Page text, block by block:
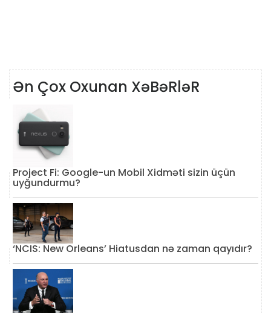
Ən Çox Oxunan XəBəRləR
Project Fi: Google-un Mobil Xidməti sizin üçün
uyğundurmu?
‘NCIS: New Orleans’ Hiatusdan nə zaman qayıdır?